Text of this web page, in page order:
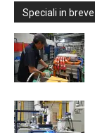
Speciali in breve